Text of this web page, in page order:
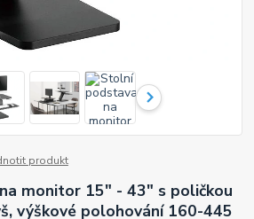
produkt
monitor 15" - 43" s poličkou
výškové polohování 160-445